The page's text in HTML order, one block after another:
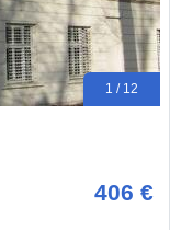
1 / 12
406 €